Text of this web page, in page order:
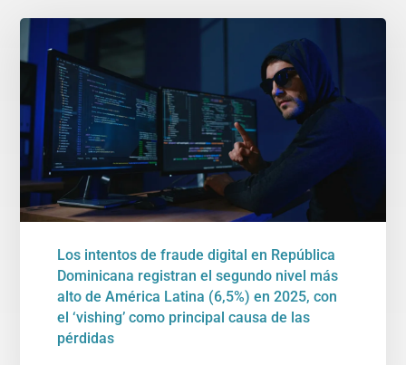
Los intentos de fraude digital en República
Dominicana registran el segundo nivel más
alto de América Latina (6,5%) en 2025, con
el ‘vishing’ como principal causa de las
pérdidas